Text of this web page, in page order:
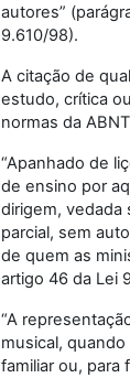
autores”
9.610/98).
A citação de
estudo, crítica
normas da
“Apanhado de
de ensino por
dirigem, vedada
parcial, sem
de quem as
artigo 46 da Lei
“A
musical,
familiar ou, para